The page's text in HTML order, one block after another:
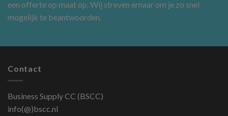
een offerte op maat op. Wij streven ernaar om je zo snel
mogelijk te beantwoorden.
Contact
Business Supply CC (BSCC)
info(@)bscc.nl